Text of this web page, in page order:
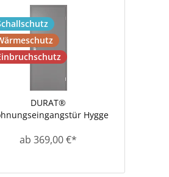
DURAT®
Hygge
ab 369,00 €*